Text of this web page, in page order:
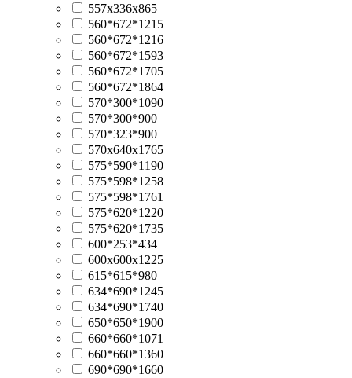
557x336x865
560*672*1215
560*672*1216
560*672*1593
560*672*1705
560*672*1864
570*300*1090
570*300*900
570*323*900
570х640х1765
575*590*1190
575*598*1258
575*598*1761
575*620*1220
575*620*1735
600*253*434
600х600х1225
615*615*980
634*690*1245
634*690*1740
650*650*1900
660*660*1071
660*660*1360
690*690*1660